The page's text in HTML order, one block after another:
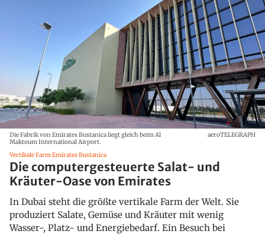
Die Fabrik von Emirates Bustanica liegt gleich beim Al
Maktoum International Airport.
aeroTELEGRAPH
Vertikale Farm Emirates Bustanica
Die computergesteuerte Salat- und
Kräuter-Oase von Emirates
In Dubai steht die größte vertikale Farm der Welt. Sie
produziert Salate, Gemüse und Kräuter mit wenig
Wasser-, Platz- und Energiebedarf. Ein Besuch bei